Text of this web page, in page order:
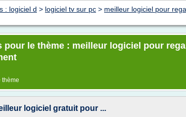
: logiciel d > logiciel tv sur pc > meilleur logiciel pour
pour le thème : meilleur logiciel pour
thème
logiciel gratuit pour ...